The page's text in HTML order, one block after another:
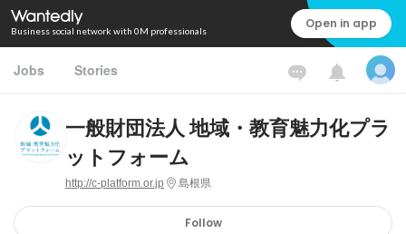
Business social network with 0M professionals Open in app
Jobs Stories
一般財団法人 地域・教育魅力化プラ
ットフォーム
http://c-platform.or.jp 島根県
Follow